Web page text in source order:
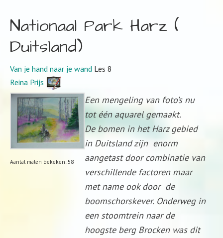
Nationaal Park Harz (
Duitsland)
Van je hand naar je wand Les 8
Reina Prijs
Aantal malen bekeken: 58
Een mengeling van foto’s nu
tot één aquarel gemaakt.
De bomen in het Harz gebied
in Duitsland zijn enorm
aangetast door combinatie van
verschillende factoren maar
met name ook door de
boomschorskever. Onderweg in
een stoomtrein naar de
hoogste berg Brocken was dit